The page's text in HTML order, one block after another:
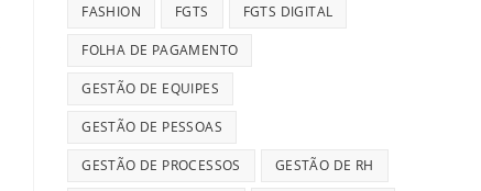
FASHION FGTS FGTS DIGITAL
FOLHA DE PAGAMENTO
GESTÃO DE EQUIPES
GESTÃO DE PESSOAS
GESTÃO DE PROCESSOS GESTÃO DE RH